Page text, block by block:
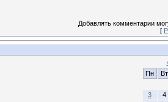
Добавлять комментарии
[
Пн
Вт
3
4